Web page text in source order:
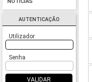
NOTÍCIAS
AUTENTICAÇÃO
Utilizador
Senha
VALIDAR